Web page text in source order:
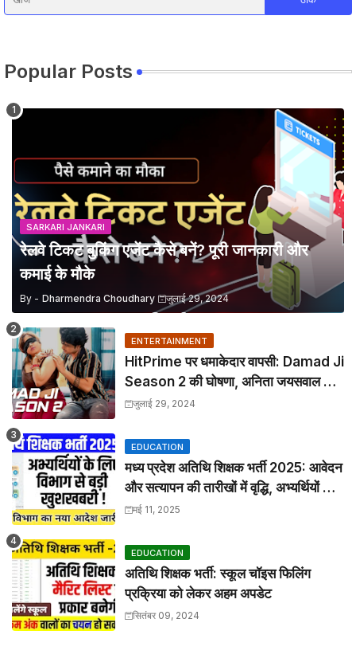
Popular Posts
SARKARI JANKARI
रेलवे टिकट बुकिंग एजेंट कैसे बनें? पूरी जानकारी और
कमाई के मौके
By - Dharmendra Choudhary जुलाई 29, 2024
ENTERTAINMENT
HitPrime पर धमाकेदार वापसी: Damad Ji
Season 2 की घोषणा, अनिता जयसवाल फिर
दिखेंगी जलवे!
जुलाई 29, 2024
EDUCATION
मध्य प्रदेश अतिथि शिक्षक भर्ती 2025: आवेदन
और सत्यापन की तारीखों में वृद्धि, अभ्यर्थियों को
मिली राहत
मई 11, 2025
EDUCATION
अतिथि शिक्षक भर्ती: स्कूल चॉइस फिलिंग
प्रक्रिया को लेकर अहम अपडेट
सितंबर 09, 2024